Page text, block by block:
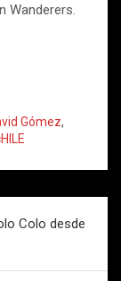
Wanderers.
Gómez,
Colo desde